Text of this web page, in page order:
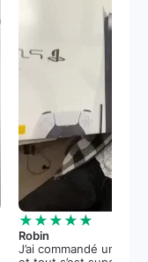
★★★★★
Robin
J’ai commandé une